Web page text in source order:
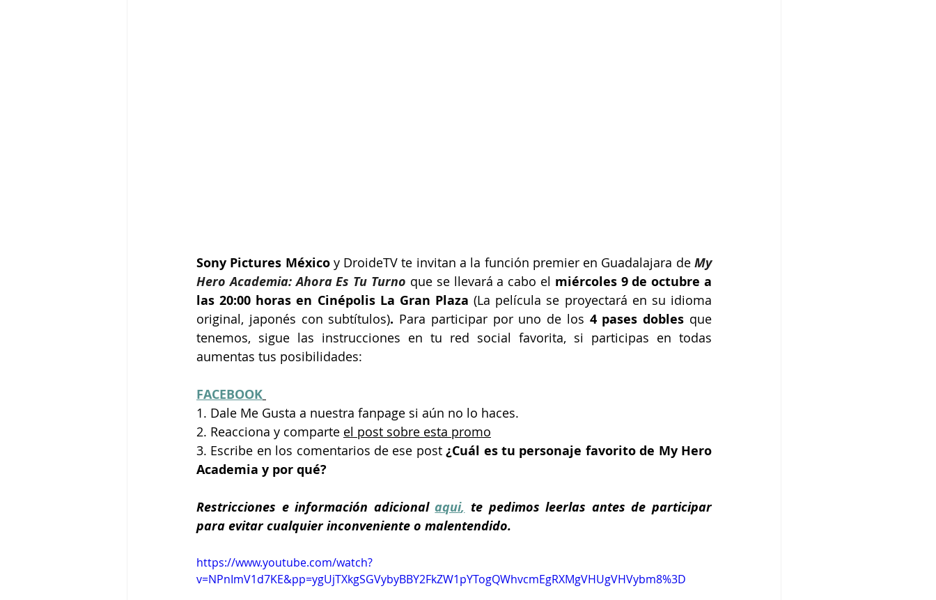
Sony Pictures México y DroideTV te invitan a la función premier en Guadalajara de My
Hero Academia: Ahora Es Tu Turno que se llevará a cabo el miércoles 9 de octubre a
las 20:00 horas en Cinépolis La Gran Plaza (La película se proyectará en su idioma
original, japonés con subtítulos). Para participar por uno de los 4 pases dobles que
tenemos, sigue las instrucciones en tu red social favorita, si participas en todas
aumentas tus posibilidades:
FACEBOOK
1. Dale Me Gusta a nuestra fanpage si aún no lo haces.
2. Reacciona y comparte el post sobre esta promo
3. Escribe en los comentarios de ese post ¿Cuál es tu personaje favorito de My Hero
Academia y por qué?
Restricciones e información adicional aqui, te pedimos leerlas antes de participar
para evitar cualquier inconveniente o malentendido.
https://www.youtube.com/watch?
v=NPnImV1d7KE&pp=ygUjTXkgSGVybyBBY2FkZW1pYTogQWhvcmEgRXMgVHUgVHVybm8%3D